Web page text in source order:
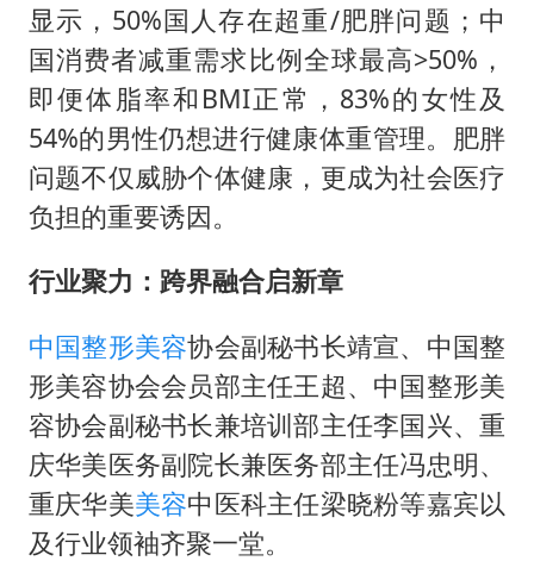
显示，50%国人存在超重/肥胖问题；中
国消费者减重需求比例全球最高>50%，
即便体脂率和BMI正常，83%的女性及
54%的男性仍想进行健康体重管理。肥胖
问题不仅威胁个体健康，更成为社会医疗
负担的重要诱因。
行业聚力：跨界融合启新章
中国整形美容协会副秘书长靖宣、中国整
形美容协会会员部主任王超、中国整形美
容协会副秘书长兼培训部主任李国兴、重
庆华美医务副院长兼医务部主任冯忠明、
重庆华美美容中医科主任梁晓粉等嘉宾以
及行业领袖齐聚一堂。